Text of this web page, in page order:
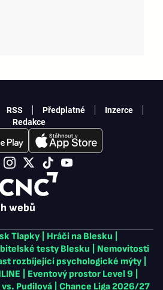
webů
Tlapky Hráči na Blesku
testy Blesku
Nemovitosti
rozbíjející psychologické mýty
Eventový prostor Level 9
vs. Pudilová
Chance Liga 2026/27
RSS Předplatné
Inzerce
Redakce